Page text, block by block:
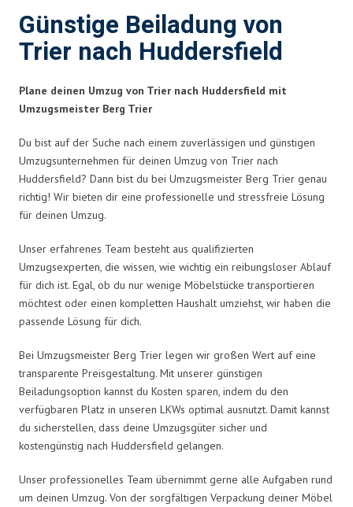
Günstige Beiladung von
Trier nach Huddersfield
Plane deinen Umzug von Trier nach Huddersfield mit
Umzugsmeister Berg Trier
Du bist auf der Suche nach einem zuverlässigen und günstigen
Umzugsunternehmen für deinen Umzug von Trier nach
Huddersfield? Dann bist du bei Umzugsmeister Berg Trier genau
richtig! Wir bieten dir eine professionelle und stressfreie Lösung
für deinen Umzug.
Unser erfahrenes Team besteht aus qualifizierten
Umzugsexperten, die wissen, wie wichtig ein reibungsloser Ablauf
für dich ist. Egal, ob du nur wenige Möbelstücke transportieren
möchtest oder einen kompletten Haushalt umziehst, wir haben die
passende Lösung für dich.
Bei Umzugsmeister Berg Trier legen wir großen Wert auf eine
transparente Preisgestaltung. Mit unserer günstigen
Beiladungsoption kannst du Kosten sparen, indem du den
verfügbaren Platz in unseren LKWs optimal ausnutzt. Damit kannst
du sicherstellen, dass deine Umzugsgüter sicher und
kostengünstig nach Huddersfield gelangen.
Unser professionelles Team übernimmt gerne alle Aufgaben rund
um deinen Umzug. Von der sorgfältigen Verpackung deiner Möbel